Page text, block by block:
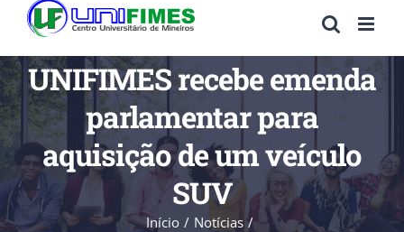
UNIFIMES recebe emenda
parlamentar para
aquisição de um veículo
SUV
Início
Notícias